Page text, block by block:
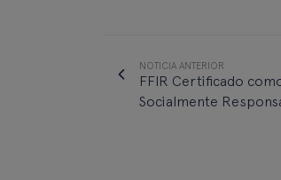
NOTICIA ANTERIOR
FFIR Certificado
Socialmente